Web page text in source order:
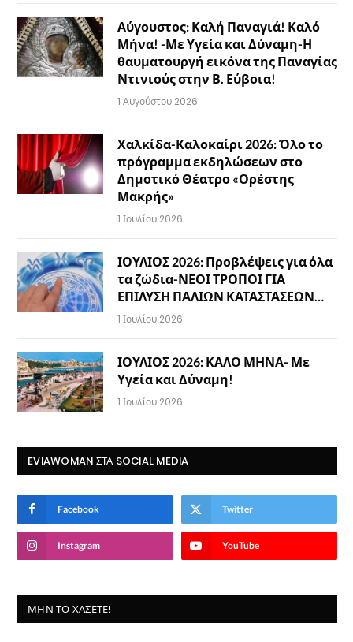
Αύγουστος: Καλή Παναγιά! Καλό
Μήνα! -Με Υγεία και Δύναμη-Η
θαυματουργή εικόνα της Παναγίας
Ντινιούς στην Β. Εύβοια!
1 Αυγούστου 2026
Χαλκίδα-Καλοκαίρι 2026: Όλο το
πρόγραμμα εκδηλώσεων στο
Δημοτικό Θέατρο «Ορέστης
Μακρής»
1 Ιουλίου 2026
ΙΟΥΛΙΟΣ 2026: Προβλέψεις για όλα
τα ζώδια-ΝΕΟΙ ΤΡΟΠΟΙ ΓΙΑ
ΕΠΙΛΥΣΗ ΠΑΛΙΩΝ ΚΑΤΑΣΤΑΣΕΩΝ…
1 Ιουλίου 2026
ΙΟΥΛΙΟΣ 2026: ΚΑΛΟ ΜΗΝΑ- Με
Υγεία και Δύναμη!
1 Ιουλίου 2026
EVIAWOMAN ΣΤΑ SOCIAL MEDIA
Facebook Twitter
Instagram YouTube
ΜΗΝ ΤΟ ΧΆΣΕΤΕ!